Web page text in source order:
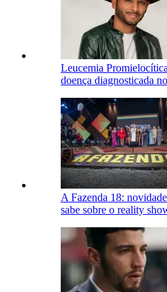
Leucemia
doença diagnosticada
A Fazenda 18:
sabe sobre o reality